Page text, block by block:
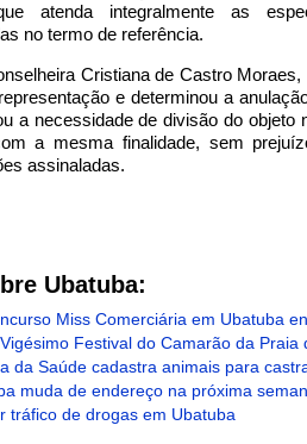
atenda integralmente as
no termo de referência.
Cristiana de Castro Moraes,
e determinou a
a necessidade de divisão do objeto
a mesma finalidade, sem
assinaladas.
Ubatuba:
Miss Comerciária em Ubatuba
Festival do Camarão da Praia
da Saúde cadastra animais para
muda de endereço na próxima
tráfico de drogas em Ubatuba